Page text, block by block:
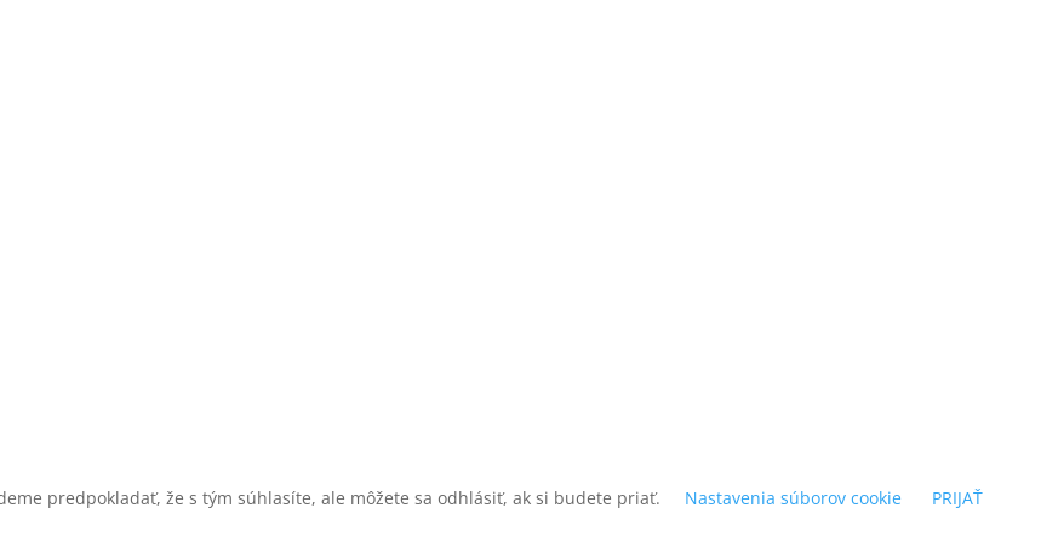
predpokladať, že s tým súhlasíte, ale môžete sa odhlásiť, ak si budete priať.
Nastavenia súborov cookie
PRIJAŤ